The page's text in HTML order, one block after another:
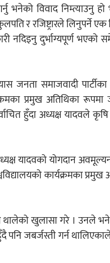
भनेको विवाद निम्त्याउनु हो
र रजिष्ट्रारले लिनुपर्ने एक
नदिइनु दुर्भाग्यपूर्ण भएको
जनता समाजवादी पार्टीका
प्रमुख अतिथिका
हुँदा अध्यक्ष यादवले कृषि
यादवको योगदान
कार्यक्रमका प्रमुख
खुलासा गरे । उनले भने,
पनि जबर्जस्ती गर्न